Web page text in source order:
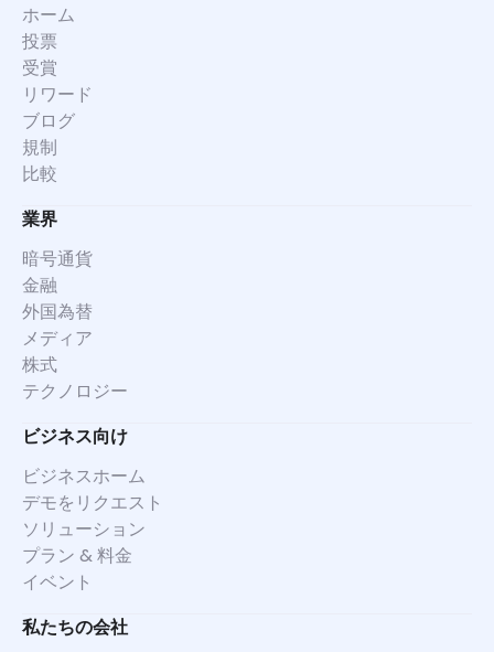
ホーム
投票
受賞
リワード
ブログ
規制
比較
業界
暗号通貨
金融
外国為替
メディア
株式
テクノロジー
ビジネス向け
ビジネスホーム
デモをリクエスト
ソリューション
プラン & 料金
イベント
私たちの会社